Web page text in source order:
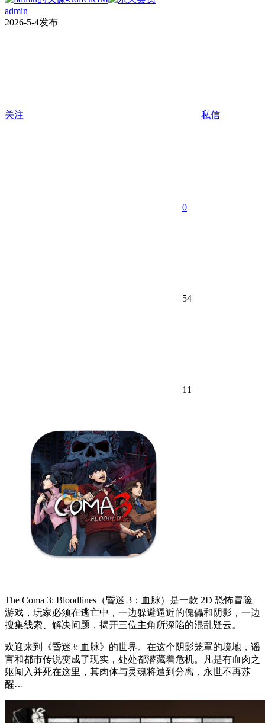
admin
2026-5-4发布
关注 私信
0
54
11
The Coma 3: Bloodlines（昏迷 3：血脉）是一款 2D 恐怖冒险
游戏，玩家必须在逃亡中，一边躲避逼近的傀儡和阴影，一边
搜集线索、解决问题，揭开三位主角所深陷的混乱疑云。
欢迎来到《昏迷3: 血脉》的世界。在这个阴影笼罩的境地，谣
言和都市传说变成了现实，处处都潜藏着危机。凡是有血肉之
躯闯入并死在这里，其肉体与灵魂将遭到分离，永世不再苏
醒…